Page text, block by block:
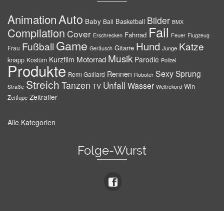
AnimationAuto Baby Ball Basketball Bilder BMX
Compilation Cover Erschrecken Fahrrad Fail Feuer Flugzeug
Frau Fußball Game Geräusch Gitarre Hund Junge Katze
knapp Kostüm Kurzfilm Motorrad Musik Parodie Polizei
Produkte Remi Gaillard Rennen Roboter SexySprung
Straße Streich Tanzen TV Unfall Wasser Weltrekord Win
Zeitlupe Zeitraffer
Alle Kategorien
Folge-Wurst